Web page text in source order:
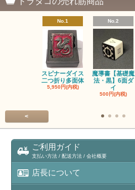
No.1
スピナーダイス
二つ折り多面体
5,950円(内税)
No.2
魔導書【基礎魔
法・黒】6面ダ
イ
500円(内税)
<
ご利用ガイド
支払い方法 / 配送方法 / 会社概要
店長について